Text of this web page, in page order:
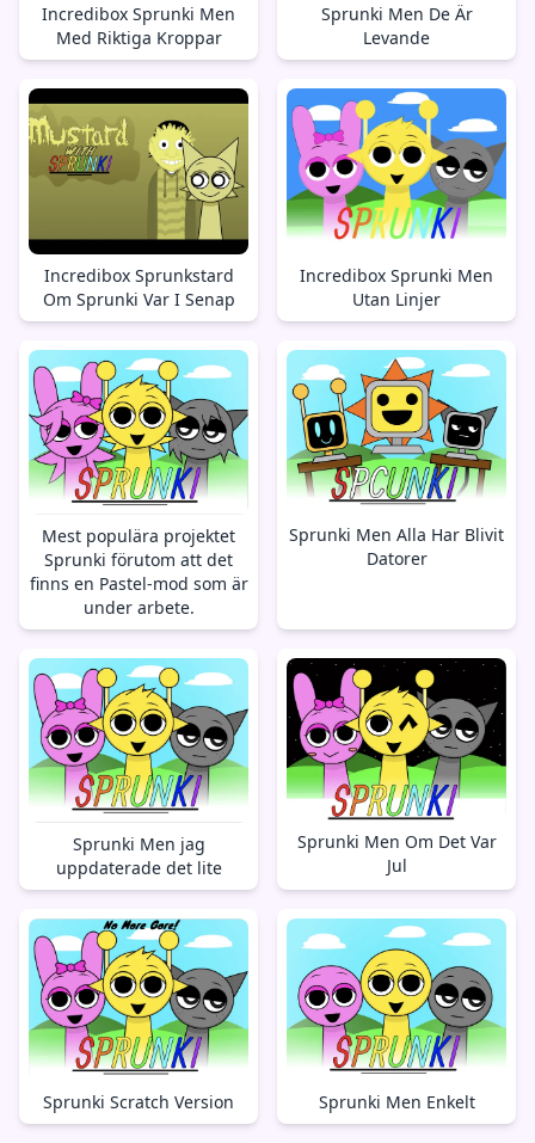
Incredibox Sprunki Men
Med Riktiga Kroppar
Sprunki Men De Är
Levande
Incredibox Sprunkstard
Om Sprunki Var I Senap
Incredibox Sprunki Men
Utan Linjer
Mest populära projektet
Sprunki förutom att det
finns en Pastel-mod som är
under arbete.
Sprunki Men Alla Har Blivit
Datorer
Sprunki Men jag
uppdaterade det lite
Sprunki Men Om Det Var
Jul
Sprunki Scratch Version Sprunki Men Enkelt